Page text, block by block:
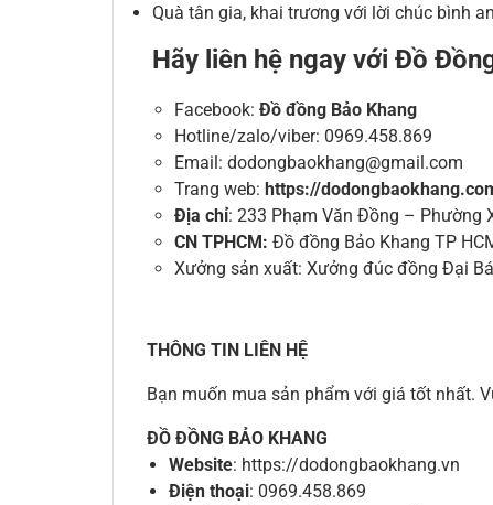
Quà tân gia, khai trương với lời chúc bình
Hãy liên hệ ngay với Đồ
Facebook: Đồ đồng Bảo Khang
Hotline/zalo/viber: 0969.458.869
Email: dodongbaokhang@gmail.com
Trang web: https://
Địa chỉ: 233 Phạm Văn Đồng – Phường
CN TPHCM: Đồ đồng Bảo Khang TP
Xưởng sản xuất: Xưởng đúc đồng Đại
THÔNG TIN LIÊN HỆ
Bạn muốn mua sản phẩm với giá tốt nhất.
ĐỒ ĐỒNG BẢO KHANG
Website: https://dodongbaokhang.vn
Điện thoại: 0969.458.869